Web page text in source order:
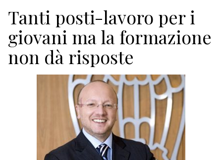
ECONOMIA
TURISMO
Tanti posti-lavoro per i
giovani ma la formazione
non dà risposte